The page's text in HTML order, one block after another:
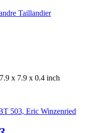
x 7.9 x 0.4 inch